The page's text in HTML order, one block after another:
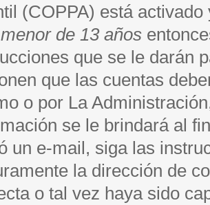
(COPPA) está
de 13 años
que se le darán
que las cuentas
o por La
se le brindará al
un e-mail, siga las
la dirección de
o tal vez haya sido